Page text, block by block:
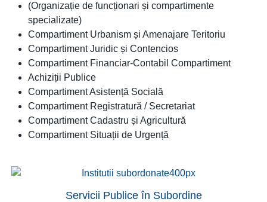
(Organizație de funcționari și compartimente
specializate)
Compartiment Urbanism și Amenajare Teritoriu
Compartiment Juridic și Contencios
Compartiment Financiar-Contabil Compartiment
Achiziții Publice
Compartiment Asistență Socială
Compartiment Registratură / Secretariat
Compartiment Cadastru și Agricultură
Compartiment Situații de Urgență
Servicii Publice în Subordine